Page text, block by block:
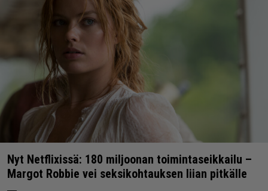
Nyt Netflixissä: 180 miljoonan toimintaseikkailu –
Margot Robbie vei seksikohtauksen liian pitkälle